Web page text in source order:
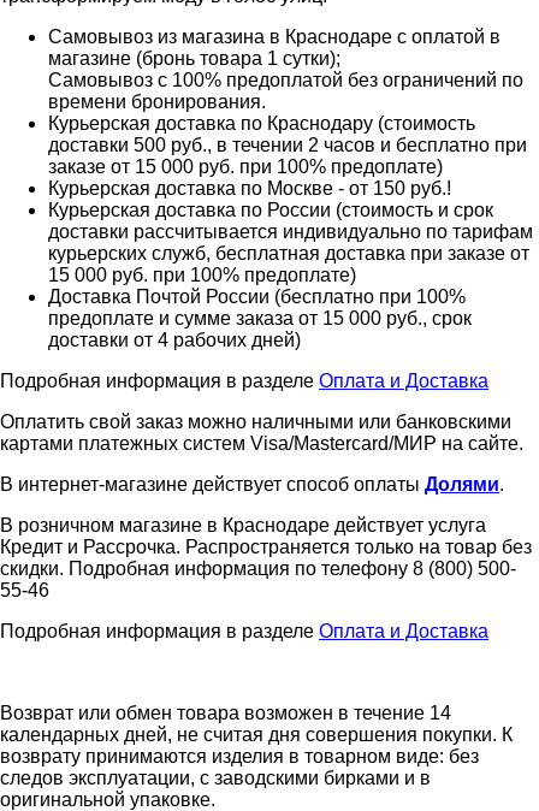
Самовывоз из магазина в Краснодаре с оплатой в
магазине (бронь товара 1 сутки);
Самовывоз с 100% предоплатой без ограничений по
времени бронирования.
Курьерская доставка по Краснодару (стоимость
доставки 500 руб., в течении 2 часов и бесплатно при
заказе от 15 000 руб. при 100% предоплате)
Курьерская доставка по Москве - от 150 руб.!
Курьерская доставка по России (стоимость и срок
доставки рассчитывается индивидуально по тарифам
курьерских служб, бесплатная доставка при заказе от
15 000 руб. при 100% предоплате)
Доставка Почтой России (бесплатно при 100%
предоплате и сумме заказа от 15 000 руб., срок
доставки от 4 рабочих дней)
Подробная информация в разделе Оплата и Доставка
Оплатить свой заказ можно наличными или банковскими
картами платежных систем Visa/Mastercard/МИР на сайте.
В интернет-магазине действует способ оплаты Долями.
В розничном магазине в Краснодаре действует услуга
Кредит и Рассрочка. Распространяется только на товар без
скидки. Подробная информация по телефону 8 (800) 500-
55-46
Подробная информация в разделе Оплата и Доставка
Возврат или обмен товара возможен в течение 14
календарных дней, не считая дня совершения покупки. К
возврату принимаются изделия в товарном виде: без
следов эксплуатации, с заводскими бирками и в
оригинальной упаковке.